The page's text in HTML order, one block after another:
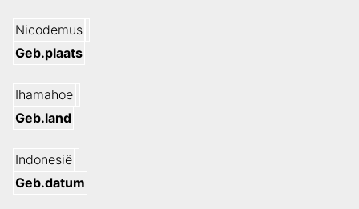
Nicodemus
Geb.plaats
Ihamahoe
Geb.land
Indonesië
Geb.datum